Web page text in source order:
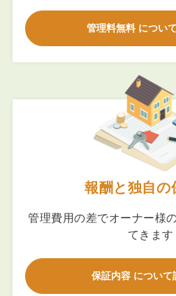
管理料無料 につい
報酬と独自の
管理費用の差でオーナー様
てきます
保証内容 について